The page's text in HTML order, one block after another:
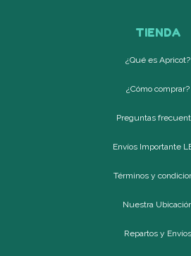
TIENDA
¿Qué es Apricot?
¿Cómo comprar?
Preguntas
Envíos Importante
Términos y
Nuestra
Repartos y Envíos